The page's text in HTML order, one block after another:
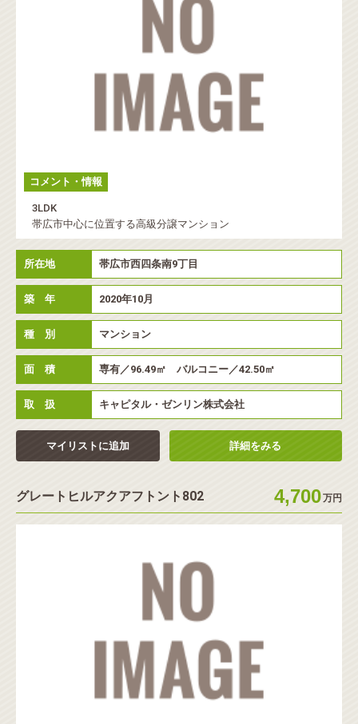
コメント・情報
3LDK
帯広市中心に位置する高級分譲マンション
所在地 帯広市西四条南9丁目
築 年 2020年10月
種 別 マンション
面 積 専有／96.49㎡ バルコニー／42.50㎡
取 扱 キャピタル・ゼンリン株式会社
マイリストに追加 詳細をみる
グレートヒルアクアフトント802 4,700万円